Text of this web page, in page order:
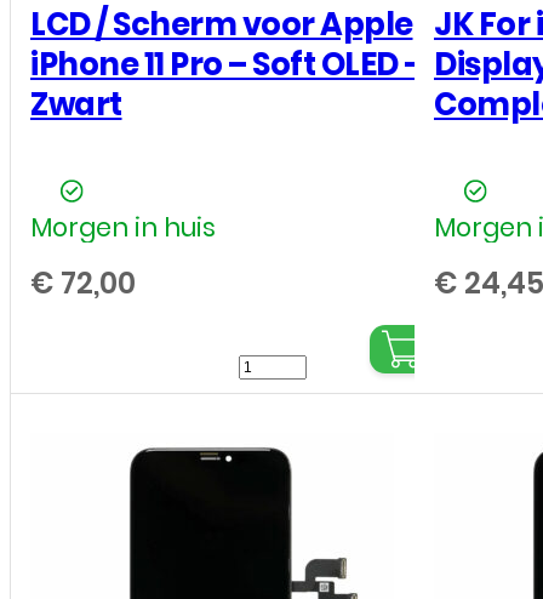
LCD / Scherm voor Apple
iPhone 11 Pro – Soft OLED –
Zwart
Morgen in huis
€ 72,00
LCD
/
voor
Apple
JK For
Morgen
€ 24,45